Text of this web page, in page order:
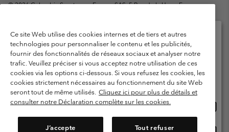
©2026Columbia Sportswear Europe SAS. 5 Rue de la Haye, Espace
Garanties Légales
Politique de confidentialité
Conditions d'utilisation - Membres
Conditions D'utilisation - Contenu généré par l'utilisateur
Impressum
Cookies
Public CBCR
Ce site Web utilise des cookies internes et de tiers et autres
technologies pour personnaliser le contenu et les publicités,
fournir des fonctionnalités de réseaux sociaux et analyser notre
trafic. Veuillez préciser si vous acceptez notre utilisation de ces
cookies via les options ci-dessous. Si vous refusez les cookies, les
cookies strictement nécessaires au fonctionnement du site Web
seront tout de même utilisés. Cliquez ici pour plus de détails et
consulter notre Déclaration complète sur les cookies.
J’accepte Tout refuser
Veuillez sélectionner votre pays d’expédition et
votre langue
Achats en ligne disponibles
United States
ligne
France